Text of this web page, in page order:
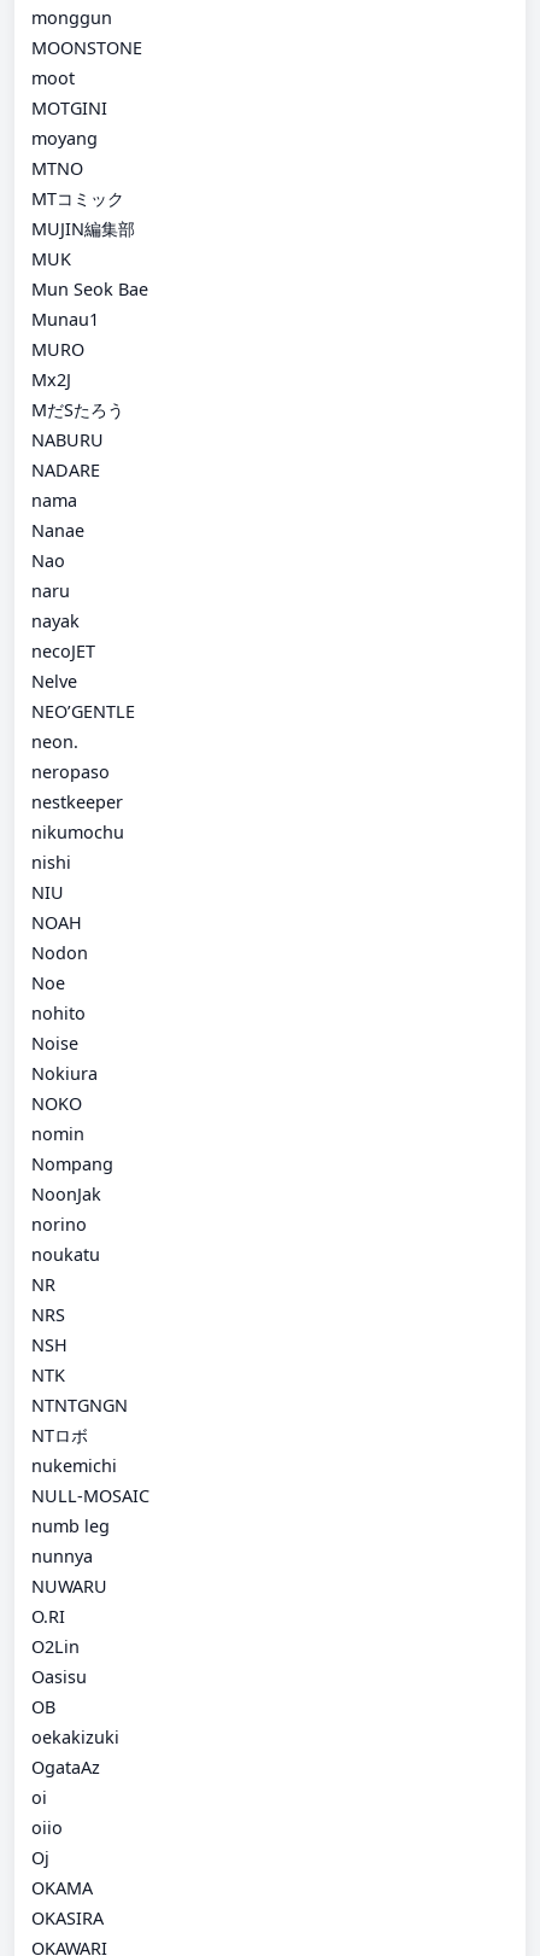
monggun
MOONSTONE
moot
MOTGINI
moyang
MTNO
MTコミック
MUJIN編集部
MUK
Mun Seok Bae
Munau1
MURO
Mx2J
MだSたろう
NABURU
NADARE
nama
Nanae
Nao
naru
nayak
necoJET
Nelve
NEO’GENTLE
neon.
neropaso
nestkeeper
nikumochu
nishi
NIU
NOAH
Nodon
Noe
nohito
Noise
Nokiura
NOKO
nomin
Nompang
NoonJak
norino
noukatu
NR
NRS
NSH
NTK
NTNTGNGN
NTロボ
nukemichi
NULL-MOSAIC
numb leg
nunnya
NUWARU
O.RI
O2Lin
Oasisu
OB
oekakizuki
OgataAz
oi
oiio
Oj
OKAMA
OKASIRA
OKAWARI